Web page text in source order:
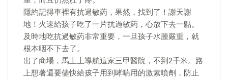
隱約記得車裡有抗過敏葯，果然，找到了！謝天謝
地！火速給孩子吃了一片抗過敏葯，心放下去一點。
及時地吃抗過敏葯非常重要，一旦孩子水腫嚴重，就
根本咽不下去了。
出了商場，馬上上導航這家三甲醫院，不到2千米。路
上想著還要儘快給孩子用到哮喘用的激素噴劑，防止